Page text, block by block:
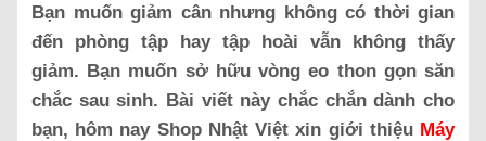
Bạn muốn giảm cân nhưng không có thời gian
đến phòng tập hay tập hoài vẫn không thấy
giảm. Bạn muốn sở hữu vòng eo thon gọn săn
chắc sau sinh. Bài viết này chắc chắn dành cho
bạn, hôm nay Shop Nhật Việt xin giới thiệu Máy